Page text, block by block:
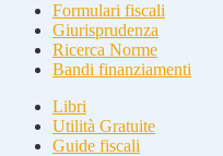
Formulari fiscali
Giurisprudenza
Ricerca Norme
Bandi finanziamenti
Libri
Utilità Gratuite
Guide fiscali